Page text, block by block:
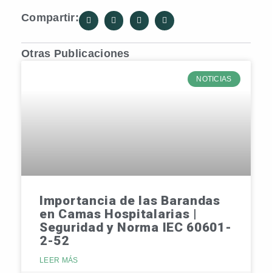
Compartir:
Otras Publicaciones
NOTICIAS
Importancia de las Barandas
en Camas Hospitalarias |
Seguridad y Norma IEC 60601-
2-52
LEER MÁS